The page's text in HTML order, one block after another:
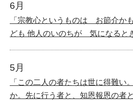
6月
「宗教心というものは お節介か
ども 他人のいのちが 気になると
5月
「この二人の者たちは世に得難い
か。先に行う者と、知恩報恩の者